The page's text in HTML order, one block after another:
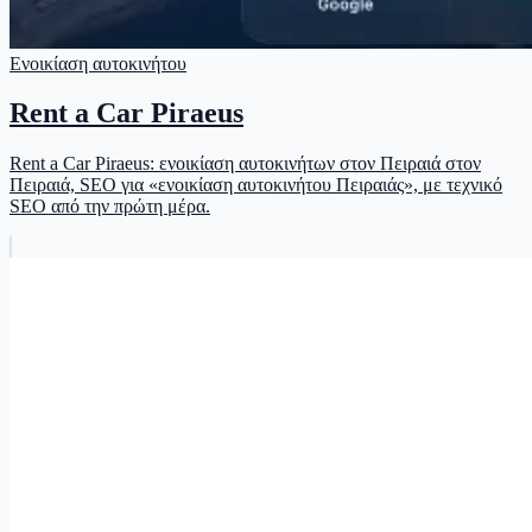
Ενοικίαση αυτοκινήτου
Rent a Car Piraeus
Rent a Car Piraeus: ενοικίαση αυτοκινήτων στον Πειραιά στον
Πειραιά, SEO για «ενοικίαση αυτοκινήτου Πειραιάς», με τεχνικό
SEO από την πρώτη μέρα.